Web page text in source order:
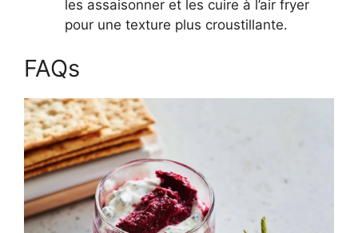
les assaisonner et les cuire à l’air fryer
pour une texture plus croustillante.
FAQs